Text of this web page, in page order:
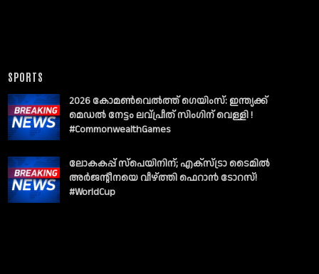
SPORTS
2026 കോമൺവെൽത്ത് ഗെയിംസ്: ഇന്ത്യക്ക്
മെഡൽ നേട്ടം ലവ്പ്രീത് സിംഗിന് വെള്ളി !
#CommonwealthGames
ലോകകപ്പ് സ്പെയിനിന്; എക്സ്ട്രാ ടൈമിൽ
അർജന്റീനയെ വീഴ്ത്തി ഫെറാൻ ടോറസ്!
#WorldCup